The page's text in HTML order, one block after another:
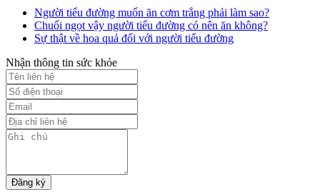
Người tiểu đường muốn ăn cơm trắng phải làm sao?
Chuối ngọt vậy người tiểu đường có nên ăn không?
Sự thật về hoa quả đối với người tiểu đường
Nhận thông tin sức khỏe